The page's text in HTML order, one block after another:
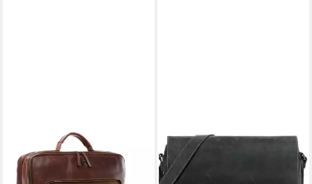
Umhängetasche echt Leder
Aktentasche 15 Zoll Laptop-
Hülle braun, Laptoptasche
Messenger Bag echt Leder
Messenger 15 Zoll Laptop-
Hülle schwarz, Laptoptasche